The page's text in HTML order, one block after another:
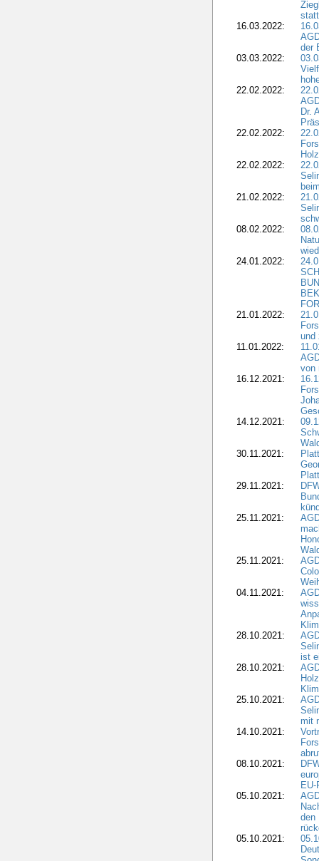
16.03.2022:
der
03.03.2022:
22.02.2022:
Dr.
22.02.2022:
22.02.2022:
21.02.2022:
08.02.2022:
24.01.2022:
21.01.2022:
und
11.01.2022:
von
16.12.2021:
14.12.2021:
30.11.2021:
29.11.2021:
25.11.2021:
25.11.2021:
04.11.2021:
28.10.2021:
ist
28.10.2021:
25.10.2021:
mit
14.10.2021:
08.10.2021:
05.10.2021:
den
05.10.2021: